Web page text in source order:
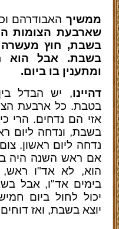
ממשיך האבודרהם
שארבעת הצומות
בשבת, חוץ
בשבת. אבל הוא
ומתענין בו ביום.
דהיינו, יש הבדל
בטבת. כל ארבעת
אזי הם נדחים. הרי
בשבת, ונדחה ליום
נדחה ליום ראשון.
אם ראש השנה היה
הוא, לא אד"ו ראש,
בימים אד"ו, אבל
יכול לחול ביום
יוצא בשבת, ואז